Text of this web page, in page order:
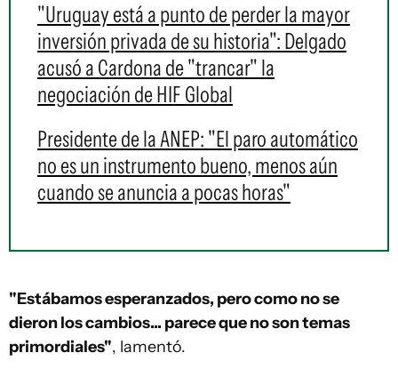
"Uruguay está a punto de perder la mayor
inversión privada de su historia": Delgado
acusó a Cardona de "trancar" la
negociación de HIF Global
Presidente de la ANEP: "El paro automático
no es un instrumento bueno, menos aún
cuando se anuncia a pocas horas"
"Estábamos esperanzados, pero como no se
dieron los cambios... parece que no son temas
primordiales", lamentó.